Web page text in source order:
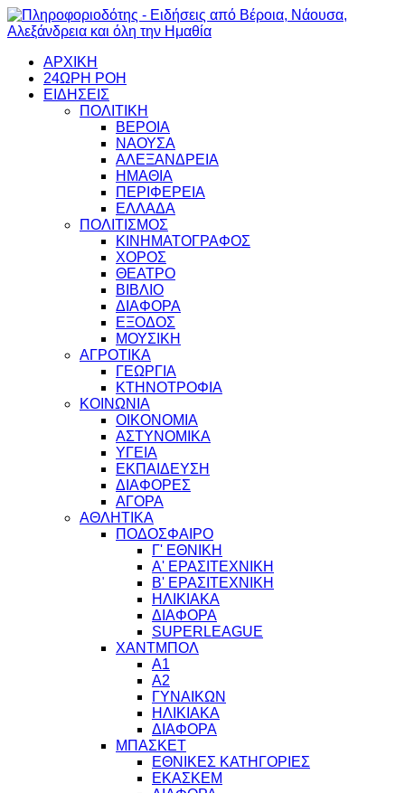
ΑΡΧΙΚΗ
24ΩΡΗ ΡΟΗ
ΕΙΔΗΣΕΙΣ
ΠΟΛΙΤΙΚΗ
ΒΕΡΟΙΑ
ΝΑΟΥΣΑ
ΑΛΕΞΑΝΔΡΕΙΑ
ΗΜΑΘΙΑ
ΠΕΡΙΦΕΡΕΙΑ
ΕΛΛΑΔΑ
ΠΟΛΙΤΙΣΜΟΣ
ΚΙΝΗΜΑΤΟΓΡΑΦΟΣ
ΧΟΡΟΣ
ΘΕΑΤΡΟ
ΒΙΒΛΙΟ
ΔΙΑΦΟΡΑ
ΕΞΟΔΟΣ
ΜΟΥΣΙΚΗ
ΑΓΡΟΤΙΚΑ
ΓΕΩΡΓΙΑ
ΚΤΗΝΟΤΡΟΦΙΑ
ΚΟΙΝΩΝΙΑ
ΟΙΚΟΝΟΜΙΑ
ΑΣΤΥΝΟΜΙΚΑ
ΥΓΕΙΑ
ΕΚΠΑΙΔΕΥΣΗ
ΔΙΑΦΟΡΕΣ
ΑΓΟΡΑ
ΑΘΛΗΤΙΚΑ
ΠΟΔΟΣΦΑΙΡΟ
Γ' ΕΘΝΙΚΗ
Α' ΕΡΑΣΙΤΕΧΝΙΚΗ
Β' ΕΡΑΣΙΤΕΧΝΙΚΗ
ΗΛΙΚΙΑΚΑ
ΔΙΑΦΟΡΑ
SUPERLEAGUE
ΧΑΝΤΜΠΟΛ
Α1
Α2
ΓΥΝΑΙΚΩΝ
ΗΛΙΚΙΑΚΑ
ΔΙΑΦΟΡΑ
ΜΠΑΣΚΕΤ
ΕΘΝΙΚΕΣ ΚΑΤΗΓΟΡΙΕΣ
ΕΚΑΣΚΕΜ